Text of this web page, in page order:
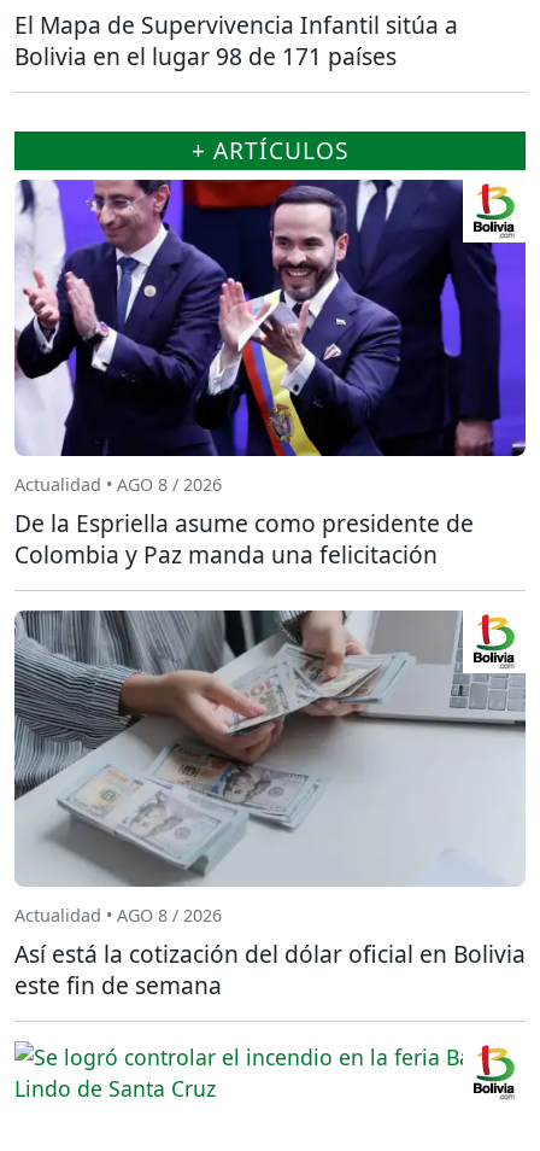
El Mapa de Supervivencia Infantil sitúa a
Bolivia en el lugar 98 de 171 países
+ ARTÍCULOS
Actualidad • AGO 8 / 2026
De la Espriella asume como presidente de
Colombia y Paz manda una felicitación
Actualidad • AGO 8 / 2026
Así está la cotización del dólar oficial en Bolivia
este fin de semana